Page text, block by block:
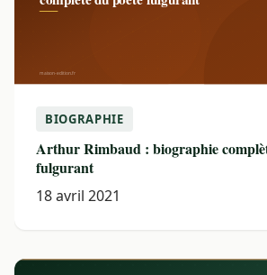
BIOGRAPHIE
Arthur Rimbaud : biographie
fulgurant
18 avril 2021